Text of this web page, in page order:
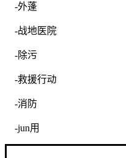
-外蓬
-战地医院
-除污
-救援行动
-消防
-jun用